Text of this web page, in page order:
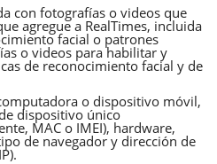
con fotografías o videos que
agregue a RealTimes, incluida
facial o patrones
o videos para habilitar y
de reconocimiento facial y de
o dispositivo móvil,
dispositivo único
MAC o IMEI), hardware,
de navegador y dirección de